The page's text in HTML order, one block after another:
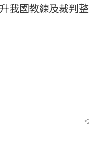
我國教練及裁判整